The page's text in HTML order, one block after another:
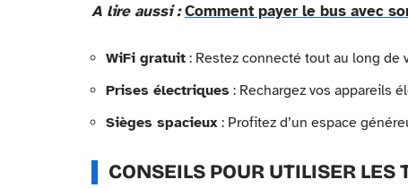
A lire aussi : Comment payer le bus avec
WiFi gratuit : Restez connecté tout au long de
Prises électriques : Rechargez vos appareils
Sièges spacieux : Profitez d’un espace
CONSEILS POUR UTILISER LES